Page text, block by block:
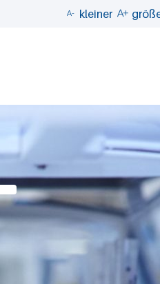
 kleiner 